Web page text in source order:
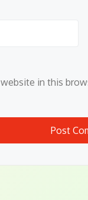
website in this